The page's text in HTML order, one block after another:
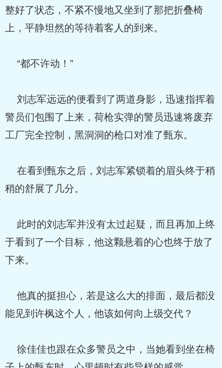
整好了状态，不紧不慢地又坐到了那把折叠椅
上，平静坦然的等待着客人的到来。
“都不许动！”
刘志军远远的便看到了两道身影，迅速指挥着
警员们包围了上来，荷枪实弹的警员迅速将废弃
工厂完全控制，黑洞洞的枪口对准了甄东。
在看到甄东之后，刘志军紧锁着的眉头终于稍
稍的舒展了几分。
此时的刘志军并没有太过起疑，而且再加上终
于看到了一个目标，他这颗悬着的心也终于放了
下来。
他真的挺担心，若是这么大的排面，最后都没
能见到许枫这个人，他该如何向上级交代？
徐佳佳也跟在众多警员之中，当她看到坐在椅